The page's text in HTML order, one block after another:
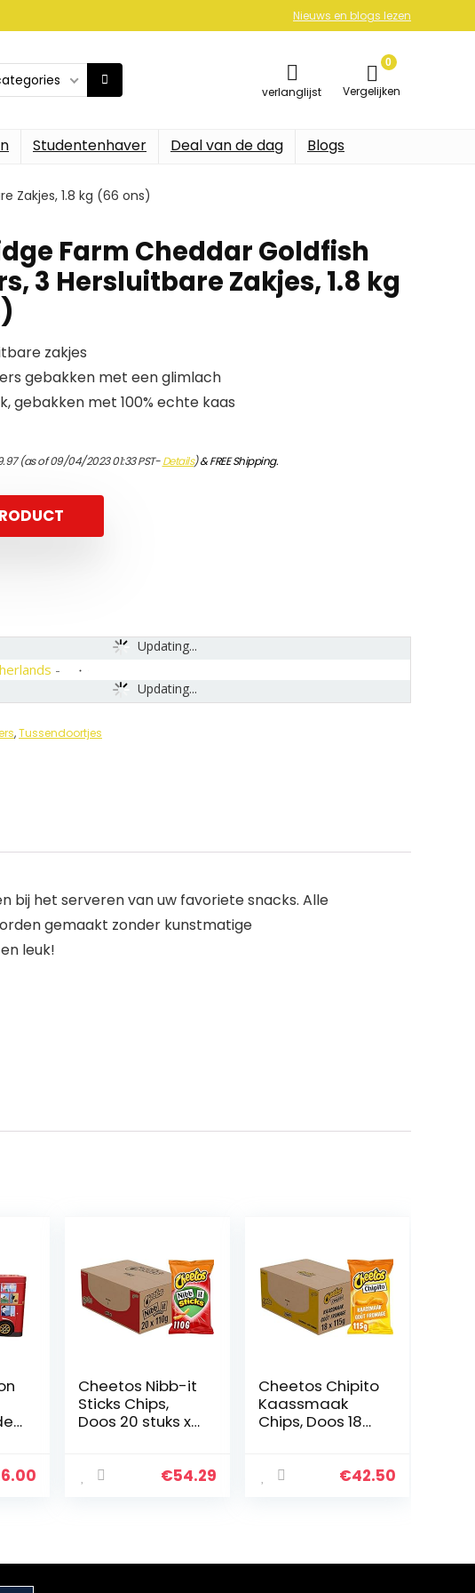
Nieuws en blogs lezen
verlanglijst
0
Vergelijken
Studentenhaver Deal van de dag Blogs
Zakjes, 1.8 kg (66 ons)
Farm Cheddar Goldfish
3 Hersluitbare Zakjes, 1.8 kg
zakjes
gebakken met een glimlach
gebakken met 100% echte kaas
(as of 09/04/2023 01:33 PST-Details)&FREE Shipping.
Updating...
Updating...
-
,Tussendoortjes
bij het serveren van uw favoriete snacks. Alle
gemaakt zonder kunstmatige
leuk!
Cheetos Nibb-it
Sticks Chips,
Doos 20 stuks x
€54.29
Cheetos Chipito
Kaassmaak
Chips, Doos 18
€42.50